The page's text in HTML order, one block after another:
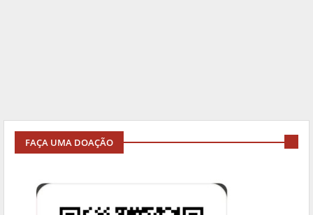
FAÇA UMA DOAÇÃO